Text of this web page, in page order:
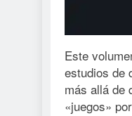
Este
estudios de
más allá de
«juegos»